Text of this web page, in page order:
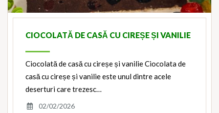
CIOCOLATĂ DE CASĂ CU CIREȘE ȘI VANILIE
Ciocolată de casă cu cireșe și vanilie Ciocolata de
casă cu cireșe și vanilie este unul dintre acele
deserturi care trezesc…
02/02/2026